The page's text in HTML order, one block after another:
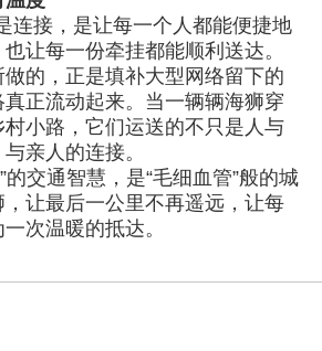
连接，是让每一个人都能便捷地
让每一份牵挂都能顺利送达。
的，正是填补大型网络留下的
正流动起来。当一辆辆海狮穿
小路，它们运送的不只是人与
亲人的连接。
的交通智慧，是“毛细血管”般的城
让最后一公里不再遥远，让每
次温暖的抵达。